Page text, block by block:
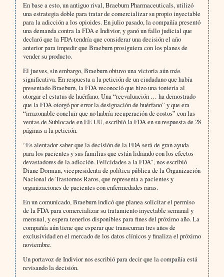
En base a esto, un antiguo rival, Braeburn Pharmaceuticals, utilizó
una estrategia doble para tratar de comercializar su propio inyectable
para la adicción a los opioides. En julio pasado, la compañía presentó
una demanda contra la FDA e Indivior, y ganó un fallo judicial que
declaró que la FDA tendría que considerar una decisión el año
anterior para impedir que Braeburn prosiguiera con los planes de
vender su producto.
El jueves, sin embargo, Braeburn obtuvo una victoria aún más
significativa. En respuesta a la petición de un ciudadano que había
presentado Braeburn, la FDA reconoció que hizo una tontería al
otorgar el estatus de huérfano. Una “reevaluación … ha demostrado
que la FDA otorgó por error la designación de huérfano” y que era
“irrazonable concluir que no habría recuperación de costos” con las
ventas de Sublocade en EE UU, escribió la FDA en su respuesta de 28
páginas a la petición.
“Es alentador saber que la decisión de la FDA será de gran ayuda
para los pacientes y sus familias que están lidiando con los efectos
devastadores de la adicción. Felicidades a la FDA”, nos escribió
Diane Dorman, vicepresidenta de política pública de la Organización
Nacional de Trastornos Raros, que representa a pacientes y
organizaciones de pacientes con enfermedades raras.
En un comunicado, Braeburn indicó que planea solicitar el permiso
de la FDA para comercializar su tratamiento inyectable semanal y
mensual, y espera tenerlos disponibles para fines del próximo año. La
compañía aún tiene que esperar que transcurran tres años de
exclusividad en el mercado de los datos clínicos y finaliza el próximo
noviembre.
Un portavoz de Indivior nos escribió para decir que la compañía está
revisando la decisión.